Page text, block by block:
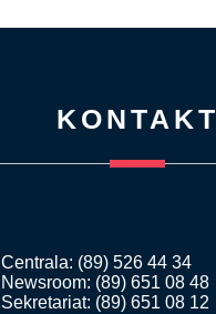
KONTAKT
Centrala: (89) 526 44 34
Newsroom: (89) 651 08 48
Sekretariat: (89) 651 08 12